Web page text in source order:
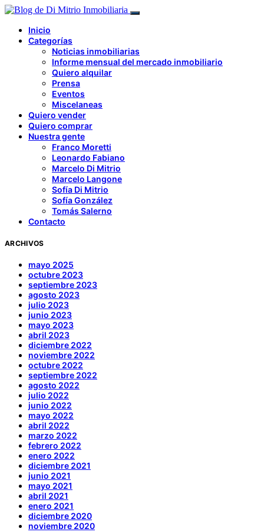
Inicio
Categorías
Noticias inmobiliarias
Informe mensual del mercado inmobiliario
Quiero alquilar
Prensa
Eventos
Miscelaneas
Quiero vender
Quiero comprar
Nuestra gente
Franco Moretti
Leonardo Fabiano
Marcelo Di Mitrio
Marcelo Langone
Sofía Di Mitrio
Sofía González
Tomás Salerno
Contacto
ARCHIVOS
mayo 2025
octubre 2023
septiembre 2023
agosto 2023
julio 2023
junio 2023
mayo 2023
abril 2023
diciembre 2022
noviembre 2022
octubre 2022
septiembre 2022
agosto 2022
julio 2022
junio 2022
mayo 2022
abril 2022
marzo 2022
febrero 2022
enero 2022
diciembre 2021
junio 2021
mayo 2021
abril 2021
enero 2021
diciembre 2020
noviembre 2020